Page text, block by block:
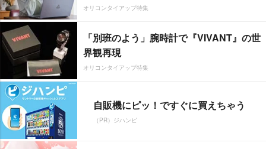
オリコンタイアップ特集
「別班のよう」腕時計で『VIVANT』の世
界観再現
オリコンタイアップ特集
自販機にピッ！ですぐに買えちゃう
（PR）ジハンピ